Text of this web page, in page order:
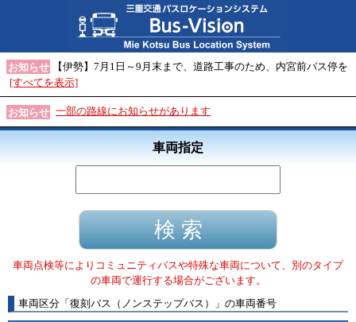
お知らせ
【伊勢】7月1日～9月末まで、道路工事のため、内宮前バス停を
[すべてを表示]
お知らせ 一部の路線にお知らせがあります
車両指定
車両点検等によりコミュニティバスや特殊な車両について、別のタイプ
の車両で運行する場合がございます。
車両区分 「 復刻バス（ノンステップバス） 」 の車両番号